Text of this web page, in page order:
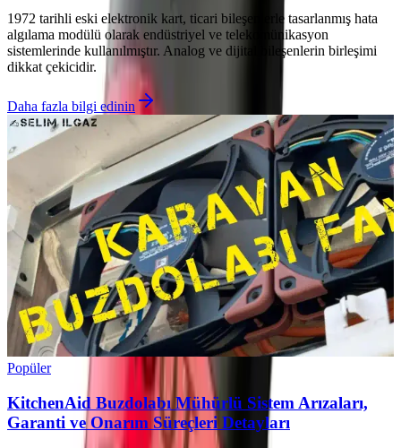
1972 tarihli eski elektronik kart, ticari bileşenlerle tasarlanmış hata
algılama modülü olarak endüstriyel ve telekomünikasyon
sistemlerinde kullanılmıştır. Analog ve dijital bileşenlerin birleşimi
dikkat çekicidir.
Daha fazla bilgi edinin
Popüler
KitchenAid Buzdolabı Mühürlü Sistem Arızaları,
Garanti ve Onarım Süreçleri Detayları